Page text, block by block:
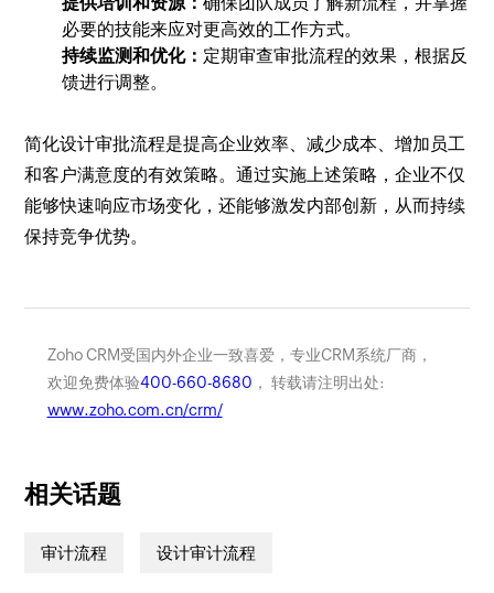
必要的技能来应对更高效的工作方式。
持续监测和优化： 定期审查审批流程的效果，根据反
馈进行调整。
简化设计审批流程是提高企业效率、减少成本、增加员工
和客户满意度的有效策略。通过实施上述策略，企业不仅
能够快速响应市场变化，还能够激发内部创新，从而持续
保持竞争优势。
Zoho CRM受国内外企业一致喜爱，专业CRM系统厂商，
欢迎免费体验400-660-8680 ， 转载请注明出处:
www.zoho.com.cn/crm/
相关话题
审计流程 设计审计流程